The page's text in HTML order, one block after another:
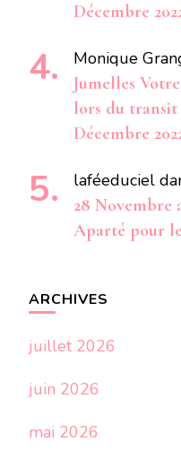
Décembre
Monique
Jumelles
lors du transit
Décembre
laféeduciel
28 Novembre
Aparté pour
ARCHIVES
juillet 2026
juin 2026
mai 2026